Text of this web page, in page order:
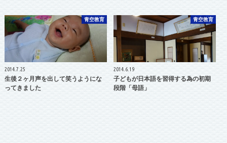
青空教育
2014.7.25
生後２ヶ月声を出して笑うようにな
ってきました
青空教育
2014.6.19
子どもが日本語を習得する為の初期
段階「母語」